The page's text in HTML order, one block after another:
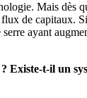
Mais dès
de capitaux.
ayant
t-il un